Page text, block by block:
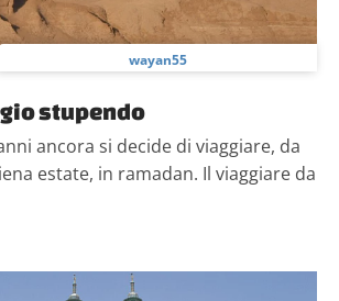
wayan55
stupendo
ancora si decide di viaggiare, da
estate, in ramadan. Il viaggiare da